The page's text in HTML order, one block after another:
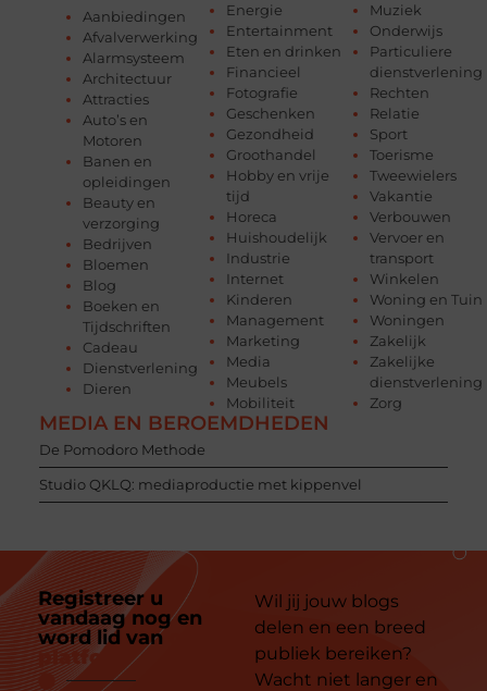
Aanbiedingen
Afvalverwerking
Alarmsysteem
Architectuur
Attracties
Auto’s en
Motoren
Banen en
opleidingen
Beauty en
verzorging
Bedrijven
Bloemen
Blog
Boeken en
Tijdschriften
Cadeau
Dienstverlening
Dieren
Energie
Entertainment
Eten en drinken
Financieel
Fotografie
Geschenken
Gezondheid
Groothandel
Hobby en vrije
tijd
Horeca
Huishoudelijk
Industrie
Internet
Kinderen
Management
Marketing
Media
Meubels
Mobiliteit
Muziek
Onderwijs
Particuliere
dienstverlening
Rechten
Relatie
Sport
Toerisme
Tweewielers
Vakantie
Verbouwen
Vervoer en
transport
Winkelen
Woning en Tuin
Woningen
Zakelijk
Zakelijke
dienstverlening
Zorg
MEDIA EN BEROEMDHEDEN
De Pomodoro Methode
Studio QKLQ: mediaproductie met kippenvel
Registreer u
vandaag nog en
word lid van
platform
Wil jij jouw blogs
delen en een breed
publiek bereiken?
Wacht niet langer en